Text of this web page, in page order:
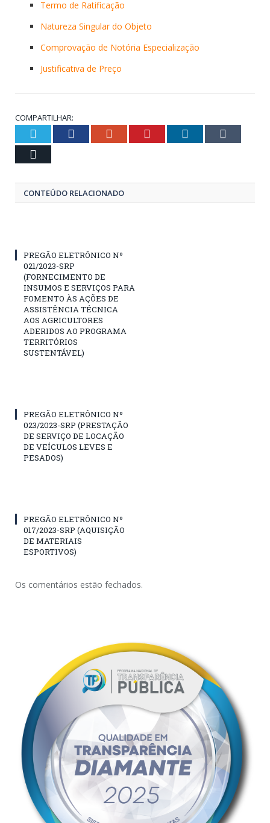
Termo de Ratificação
Natureza Singular do Objeto
Comprovação de Notória Especialização
Justificativa de Preço
COMPARTILHAR:
Twitter Facebook Google+ Pinterest LinkedIn
CONTEÚDO RELACIONADO
PREGÃO ELETRÔNICO Nº
021/2023-SRP
(FORNECIMENTO DE
INSUMOS E SERVIÇOS PARA
FOMENTO ÀS AÇÕES DE
ASSISTÊNCIA TÉCNICA
AOS AGRICULTORES
ADERIDOS AO PROGRAMA
TERRITÓRIOS
SUSTENTÁVEL)
PREGÃO ELETRÔNICO Nº
023/2023-SRP (PRESTAÇÃO
DE SERVIÇO DE LOCAÇÃO
DE VEÍCULOS LEVES E
PESADOS)
PREGÃO ELETRÔNICO Nº
017/2023-SRP (AQUISIÇÃO
DE MATERIAIS
ESPORTIVOS)
Os comentários estão fechados.